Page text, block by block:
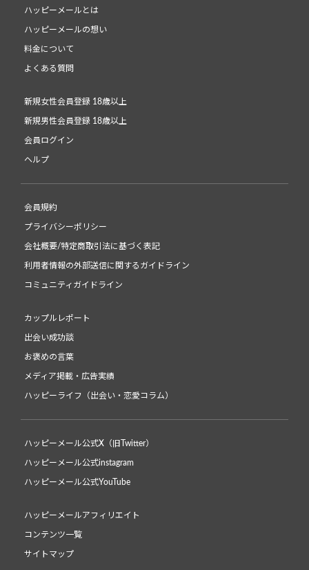
ハッピーメールとは
ハッピーメールの想い
料金について
よくある質問
新規女性会員登録 18歳以上
新規男性会員登録 18歳以上
会員ログイン
ヘルプ
会員規約
プライバシーポリシー
会社概要/特定商取引法に基づく表記
利用者情報の外部送信に関するガイドライン
コミュニティガイドライン
カップルレポート
出会い成功談
お褒めの言葉
メディア掲載・広告実績
ハッピーライフ（出会い・恋愛コラム）
ハッピーメール公式X（旧Twitter）
ハッピーメール公式instagram
ハッピーメール公式YouTube
ハッピーメールアフィリエイト
コンテンツ一覧
サイトマップ